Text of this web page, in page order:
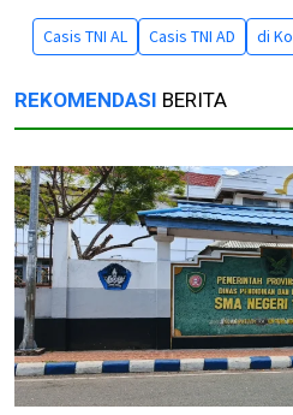
Casis TNI AL Casis TNI AD di
REKOMENDASI BERITA